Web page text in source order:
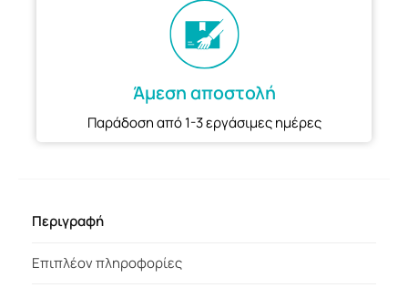
Άμεση αποστολή
Παράδοση από 1-3 εργάσιμες ημέρες
Περιγραφή
Επιπλέον πληροφορίες